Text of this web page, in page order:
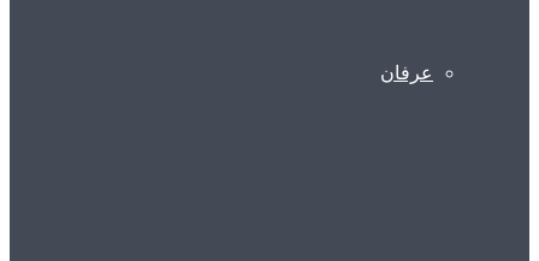
عرفان